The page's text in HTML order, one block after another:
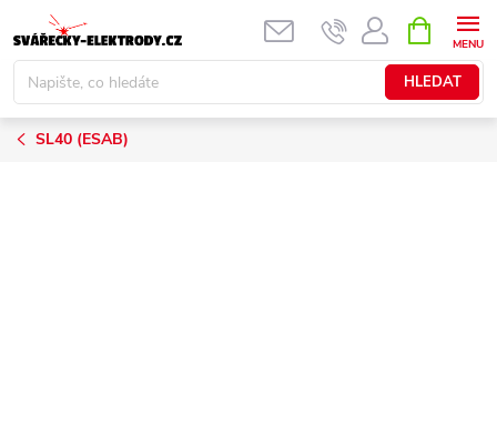
na
obsah
HLEDAT
NÁKUPNÍ
KOŠÍK
SL40 (ESAB)